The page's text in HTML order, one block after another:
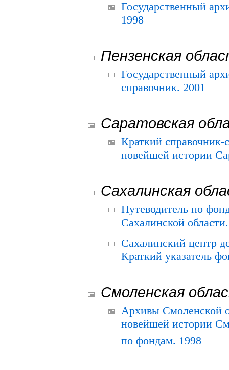
Государственный
1998
Пензенская
Государственный
справочник. 2001
Саратовская
Краткий
новейшей истории
Сахалинская
Путеводитель по
Сахалинской
Сахалинский центр
Краткий указатель
Смоленская
Архивы Смоленской
новейшей истории
по фондам. 1998